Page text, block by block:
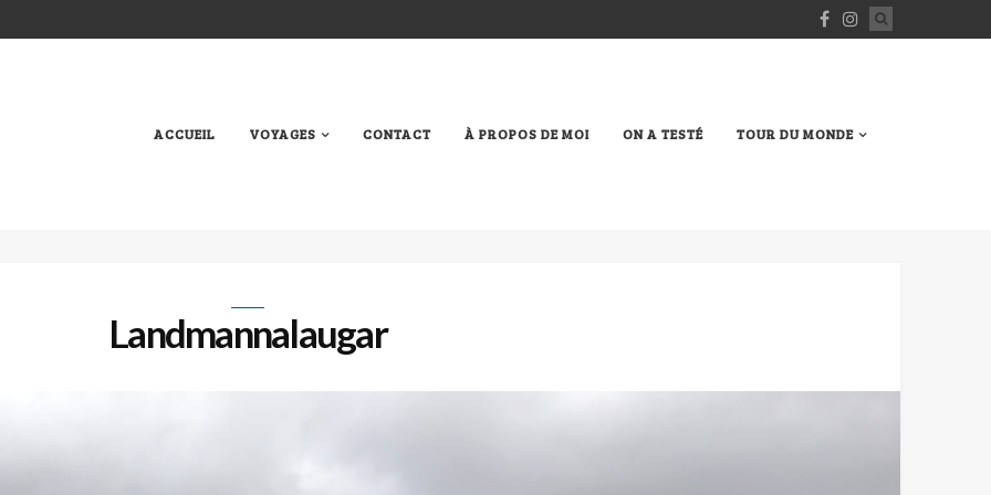
ACCUEIL VOYAGES CONTACT À PROPOS DE MOI ON A TESTÉ TOUR DU MONDE
Landmannalaugar